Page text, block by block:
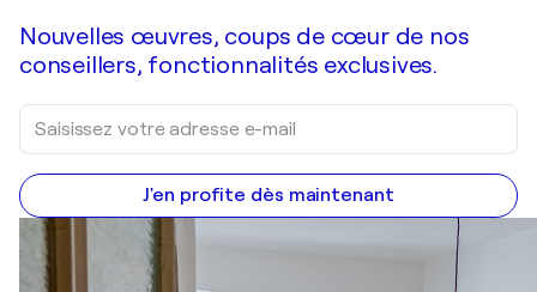
Nouvelles œuvres, coups de cœur de nos
conseillers, fonctionnalités exclusives.
J'en profite dès maintenant